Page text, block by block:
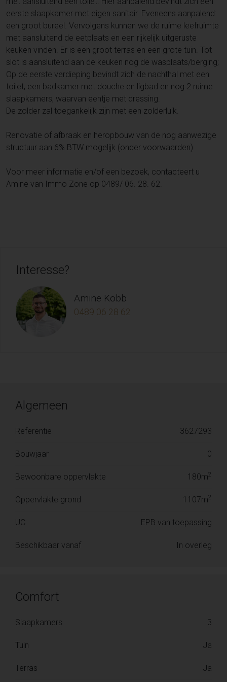
eerste slaapkamer met eigen sanitair. Eveneens aanpalend:
een groot bureel. Vervolgens kunnen we de ruime leefruimte
met aansluitend de eetplaats en een rijkelijk uitgeruste
keuken vinden. Er is een groot terras en een grote tuin. Tot
slot is aansluitend aan de keuken nog de wasplaats/berging;
Op de eerste verdieping bevindt zich de nachthal met een
toilet, een badkamer met douche en ligbad en nog 2 ruime
slaapkamers, waarvan eentje met dressing.
De zolder zal toegankelijk zijn met een zolderluik.
Renovatie of afbraak en heropbouw van de nog aanwezige
structuur aan 6% BTW mogelijk (onder voorwaarden)
Voor meer informatie en/of een bezoek, contacteert u
Amine van Immo Zone op 0489/ 06. 28. 62.
Interesse?
Amine Kobb
0489 06 28 62
Algemeen
Referentie 3627293
Bouwjaar 0
Bewoonbare oppervlakte 180m2
Oppervlakte grond 1107m2
UC EPB van toepassing
Beschikbaar vanaf In overleg
Comfort
Slaapkamers 3
Tuin Ja
Terras Ja